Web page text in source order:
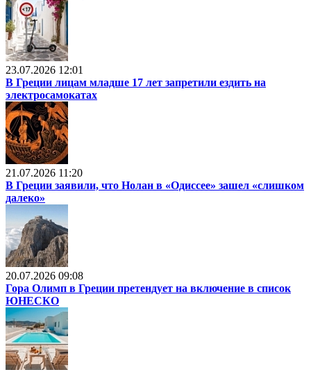
23.07.2026 12:01
В Греции лицам младше 17 лет запретили ездить на
электросамокатах
21.07.2026 11:20
В Греции заявили, что Нолан в «Одиссее» зашел «слишком
далеко»
20.07.2026 09:08
Гора Олимп в Греции претендует на включение в список
ЮНЕСКО